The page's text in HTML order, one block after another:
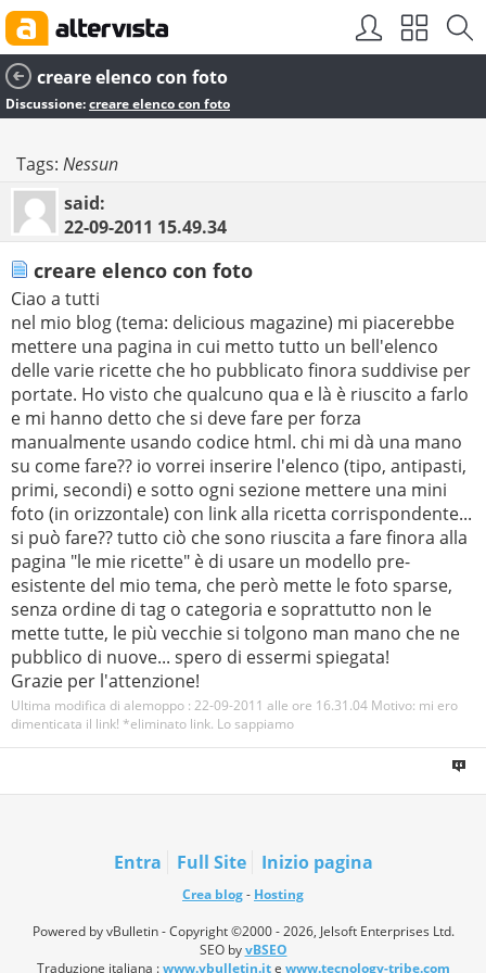
creare elenco con foto
Discussione:creare elenco con foto
Tags: Nessun
said:
22-09-2011 15.49.34
creare elenco con foto
Ciao a tutti
nel mio blog (tema: delicious magazine) mi piacerebbe
mettere una pagina in cui metto tutto un bell'elenco
delle varie ricette che ho pubblicato finora suddivise per
portate. Ho visto che qualcuno qua e là è riuscito a farlo
e mi hanno detto che si deve fare per forza
manualmente usando codice html. chi mi dà una mano
su come fare?? io vorrei inserire l'elenco (tipo, antipasti,
primi, secondi) e sotto ogni sezione mettere una mini
foto (in orizzontale) con link alla ricetta corrispondente...
si può fare?? tutto ciò che sono riuscita a fare finora alla
pagina "le mie ricette" è di usare un modello pre-
esistente del mio tema, che però mette le foto sparse,
senza ordine di tag o categoria e soprattutto non le
mette tutte, le più vecchie si tolgono man mano che ne
pubblico di nuove... spero di essermi spiegata!
Grazie per l'attenzione!
Ultima modifica di alemoppo : 22-09-2011 alle ore 16.31.04 Motivo: mi ero
dimenticata il link! *eliminato link. Lo sappiamo
Entra Full Site Inizio pagina
Crea blog- Hosting
Powered by vBulletin - Copyright ©2000 - 2026, Jelsoft Enterprises Ltd.
SEO byvBSEO
Traduzione italiana :www.vbulletin.ite www.tecnology-tribe.com